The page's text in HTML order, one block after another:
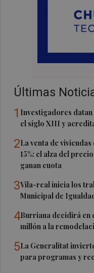
Últimas
1 Investigadores datan
el siglo XIII y
2La venta de
15%: el alza del
ganan cuota
3Vila-real inicia los
Municipal de
4Burriana decidirá en
millón a la
5La Generalitat
para programas y